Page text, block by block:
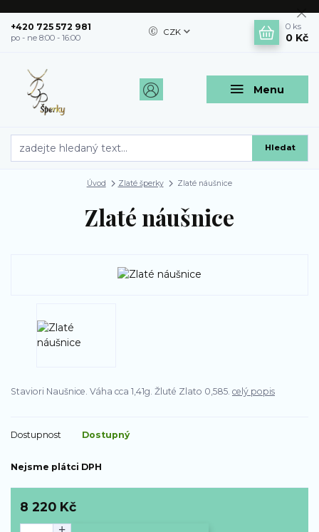
Menu
CZK
Hledat
+420 725 572 981
po - ne 8:00 - 16:00
0 ks
0 Kč
Úvod Zlaté šperky Zlaté náušnice
Zlaté náušnice
Staviori Naušnice. Váha cca 1,41g. Žluté Zlato 0,585. celý popis
Dostupnost Dostupný
Nejsme plátci DPH
8 220 Kč